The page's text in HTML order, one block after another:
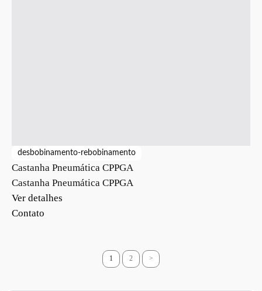
desbobinamento-rebobinamento
Castanha Pneumática CPPGA
Castanha Pneumática CPPGA
Ver detalhes
Contato
1 2 >